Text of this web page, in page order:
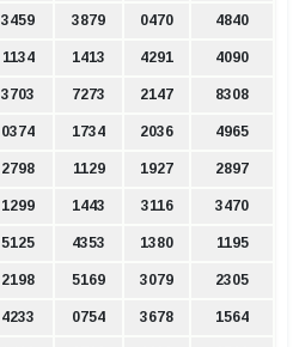
3459 3879 0470 4840
1134 1413 4291 4090
3703 7273 2147 8308
0374 1734 2036 4965
2798 1129 1927 2897
1299 1443 3116 3470
5125 4353 1380 1195
2198 5169 3079 2305
4233 0754 3678 1564